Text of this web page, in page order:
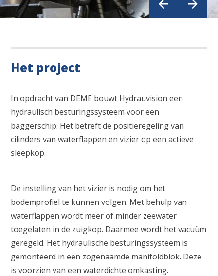
Het project
In opdracht van DEME bouwt Hydrauvision een
hydraulisch besturingssysteem voor een
baggerschip. Het betreft de positieregeling van
cilinders van waterflappen en vizier op een actieve
sleepkop.
De instelling van het vizier is nodig om het
bodemprofiel te kunnen volgen. Met behulp van
waterflappen wordt meer of minder zeewater
toegelaten in de zuigkop. Daarmee wordt het vacuüm
geregeld. Het hydraulische besturingssysteem is
gemonteerd in een zogenaamde manifoldblok. Deze
is voorzien van een waterdichte omkasting.